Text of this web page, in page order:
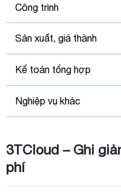
Công trình
Sản xuất, giá thành
Kế toán tổng hợp
Nghiệp vụ khác
3TCloud – Ghi
phí